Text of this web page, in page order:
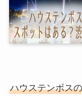
ハウステンボス